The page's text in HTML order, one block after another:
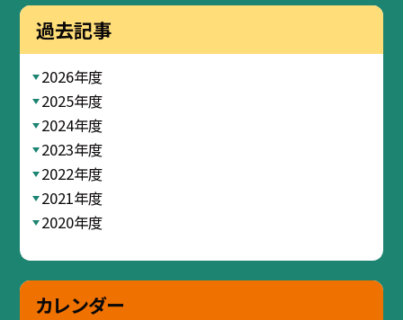
過去記事
2026年度
2025年度
2024年度
2023年度
2022年度
2021年度
2020年度
カレンダー